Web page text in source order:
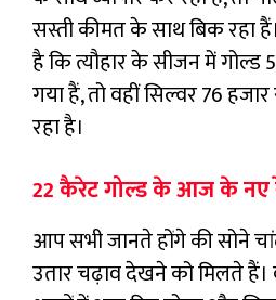
सस्ती कीमत के साथ बिक रहा
है कि त्यौहार के सीजन में गोल्ड
गया हैं, तो वहीं सिल्वर 76
रहा है।
22 कैरेट गोल्ड के आज के नए
आप सभी जानते होंगे की सोने
उतार चढ़ाव देखने को मिलते